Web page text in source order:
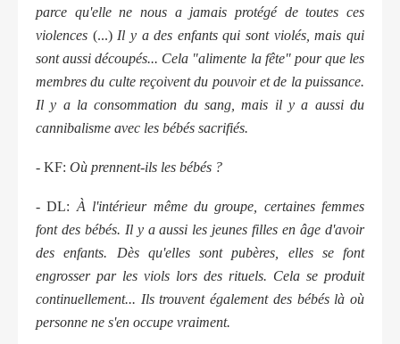
parce qu'elle ne nous a jamais protégé de toutes ces
violences (...) Il y a des enfants qui sont violés, mais qui
sont aussi découpés... Cela "alimente la fête" pour que les
membres du culte reçoivent du pouvoir et de la puissance.
Il y a la consommation du sang, mais il y a aussi du
cannibalisme avec les bébés sacrifiés.
- KF: Où prennent-ils les bébés ?
- DL: À l'intérieur même du groupe, certaines femmes
font des bébés. Il y a aussi les jeunes filles en âge d'avoir
des enfants. Dès qu'elles sont pubères, elles se font
engrosser par les viols lors des rituels. Cela se produit
continuellement... Ils trouvent également des bébés là où
personne ne s'en occupe vraiment.